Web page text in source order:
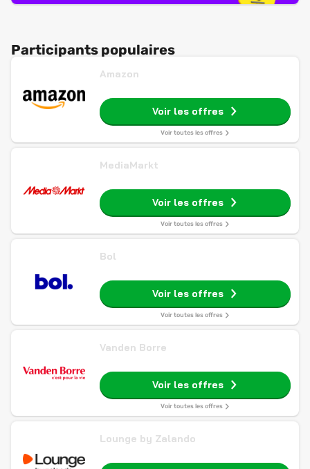
Participants populaires
Amazon
Voir les offres
Voir toutes les offres
MediaMarkt
Voir les offres
Voir toutes les offres
Bol
Voir les offres
Voir toutes les offres
Vanden Borre
Voir les offres
Voir toutes les offres
Lounge by Zalando